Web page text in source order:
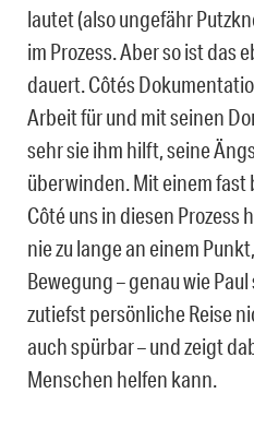
lautet (also ungefähr
im Prozess. Aber so ist das
dauert. Côtés
Arbeit für und mit seinen
sehr sie ihm hilft, seine
überwinden. Mit einem fast
Côté uns in diesen Prozess
nie zu lange an einem
Bewegung – genau wie
zutiefst persönliche Reise
auch spürbar – und zeigt
Menschen helfen kann.